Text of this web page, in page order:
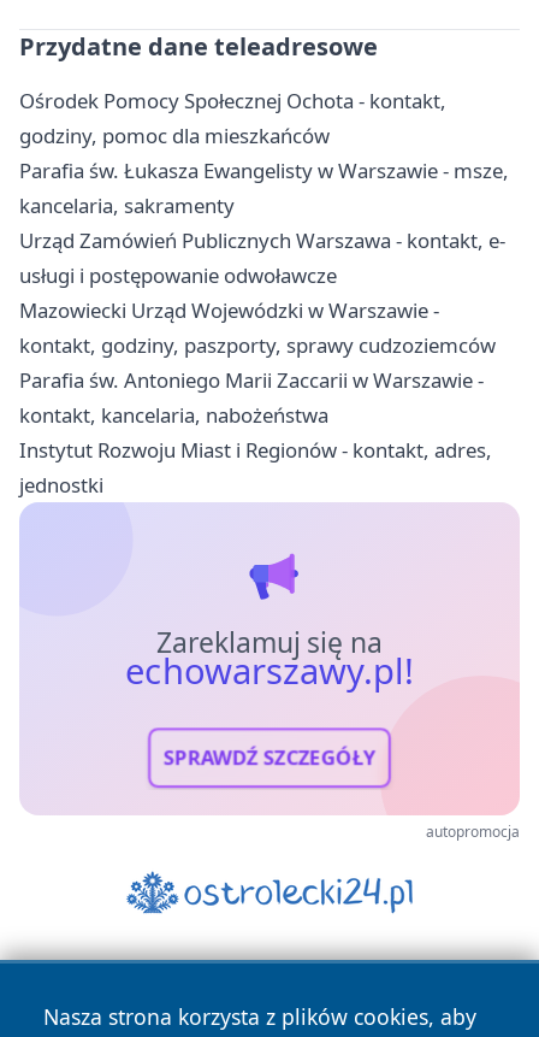
Przydatne dane teleadresowe
Ośrodek Pomocy Społecznej Ochota - kontakt,
godziny, pomoc dla mieszkańców
Parafia św. Łukasza Ewangelisty w Warszawie - msze,
kancelaria, sakramenty
Urząd Zamówień Publicznych Warszawa - kontakt, e-
usługi i postępowanie odwoławcze
Mazowiecki Urząd Wojewódzki w Warszawie -
kontakt, godziny, paszporty, sprawy cudzoziemców
Parafia św. Antoniego Marii Zaccarii w Warszawie -
kontakt, kancelaria, nabożeństwa
Instytut Rozwoju Miast i Regionów - kontakt, adres,
jednostki
Zareklamuj się na
echowarszawy.pl!
SPRAWDŹ SZCZEGÓŁY
autopromocja
Nasza strona korzysta z plików cookies, aby